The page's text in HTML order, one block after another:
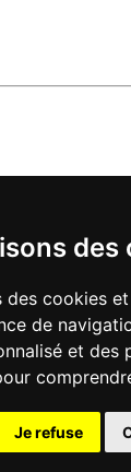
des
des cookies
de
et des
Je refuse